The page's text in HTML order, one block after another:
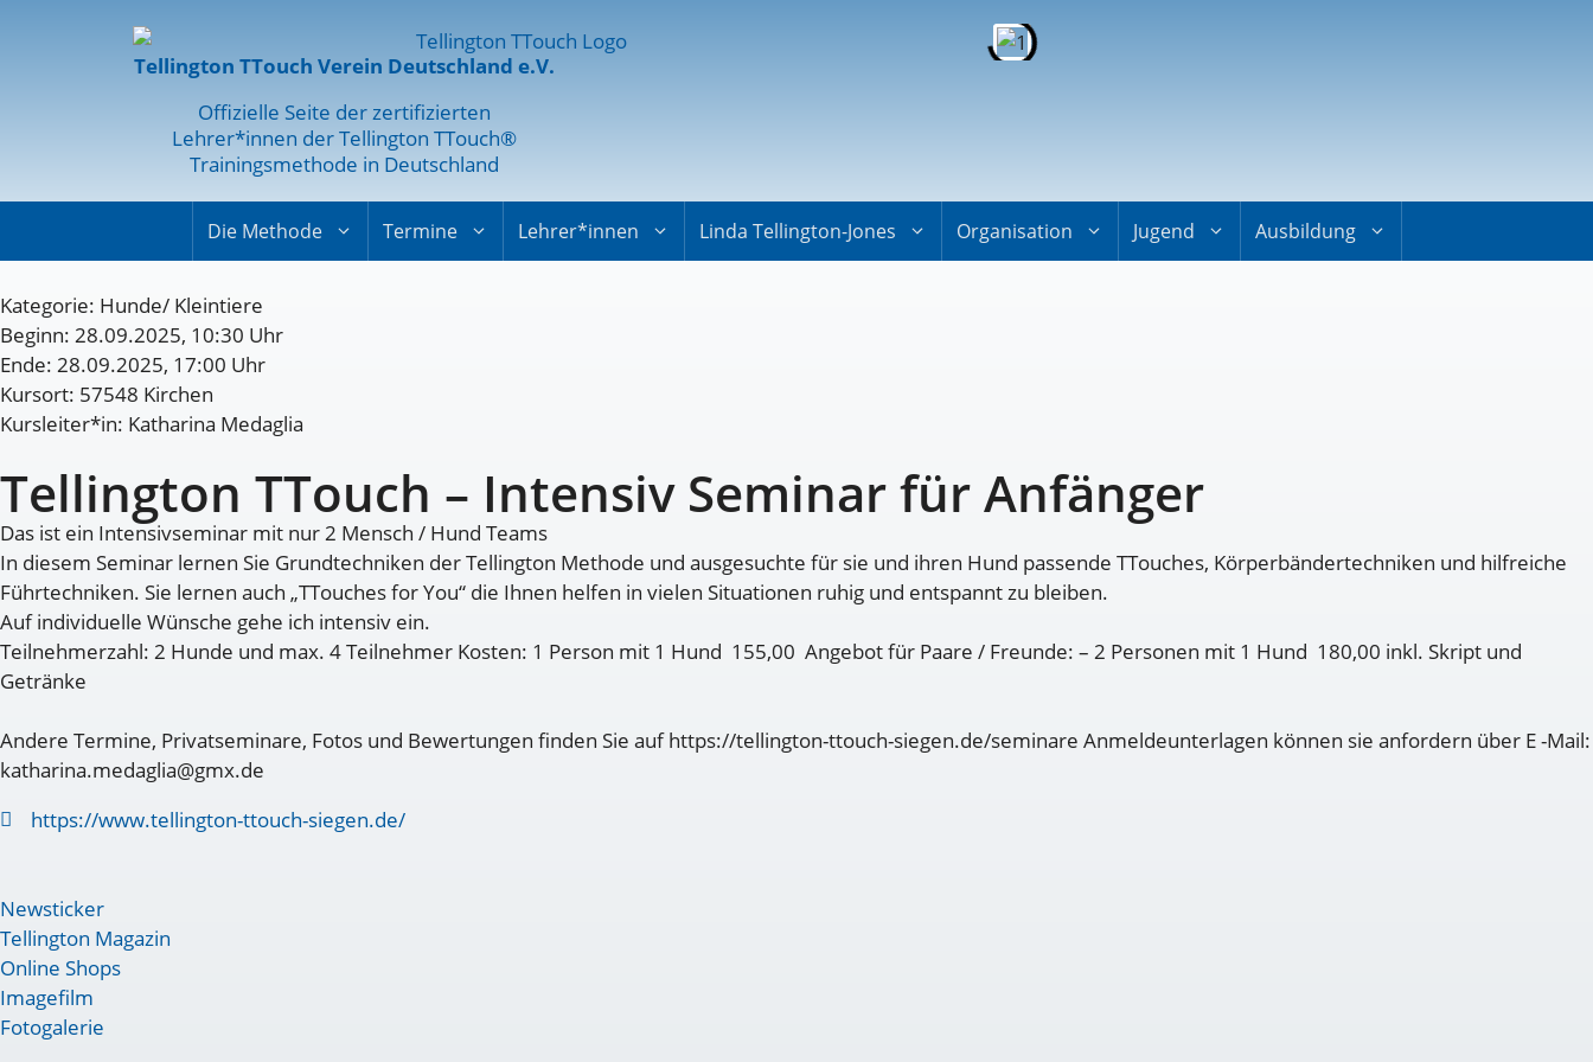
Tellington TTouch Verein Deutschland e.V.
Offizielle Seite der zertifizierten
Lehrer*innen der Tellington TTouch®
Trainingsmethode in Deutschland
Die Methode Termine Lehrer*innen Linda Tellington-Jones Organisation Jugend Ausbildung
Kategorie: Hunde/ Kleintiere
Beginn: 28.09.2025, 10:30 Uhr
Ende: 28.09.2025, 17:00 Uhr
Kursort: 57548 Kirchen
Kursleiter*in: Katharina Medaglia
Tellington TTouch – Intensiv Seminar für Anfänger
Das ist ein Intensivseminar mit nur 2 Mensch / Hund Teams
In diesem Seminar lernen Sie Grundtechniken der Tellington Methode und ausgesuchte für sie und ihren Hund passende TTouches, Körperbändertechniken und hilfreiche
Führtechniken. Sie lernen auch „TTouches for You“ die Ihnen helfen in vielen Situationen ruhig und entspannt zu bleiben.
Auf individuelle Wünsche gehe ich intensiv ein.
Teilnehmerzahl: 2 Hunde und max. 4 Teilnehmer Kosten: 1 Person mit 1 Hund 155,00 Angebot für Paare / Freunde: – 2 Personen mit 1 Hund 180,00 inkl. Skript und
Getränke
Andere Termine, Privatseminare, Fotos und Bewertungen finden Sie auf https://tellington-ttouch-siegen.de/seminare Anmeldeunterlagen können sie anfordern über E -Mail:
katharina.medaglia@gmx.de
https://www.tellington-ttouch-siegen.de/
Newsticker
Tellington Magazin
Online Shops
Imagefilm
Fotogalerie